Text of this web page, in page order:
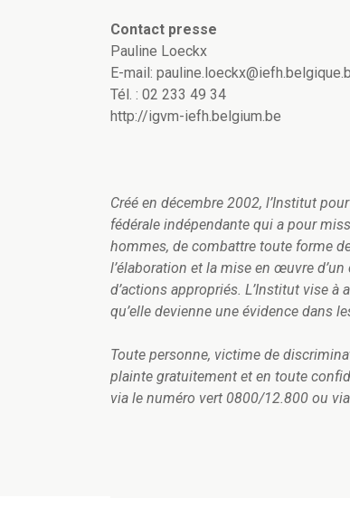
Contact presse
Pauline Loeckx
E-mail:
Tél. : 02 233 49 34
http://igvm-iefh.belgium.be
Créé en décembre 2002, l’Institut
fédérale indépendante qui a pour
hommes, de combattre toute forme
l’élaboration et la mise en œuvre
d’actions appropriés. L’Institut vise à
qu’elle devienne une évidence dans
Toute personne, victime de
plainte gratuitement et en toute
via le numéro vert 0800/12.800 ou